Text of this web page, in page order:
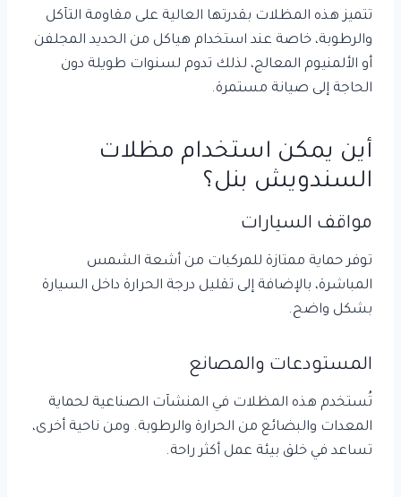
تتميز هذه المظلات بقدرتها العالية على مقاومة التآكل
والرطوبة، خاصة عند استخدام هياكل من الحديد المجلفن
أو الألمنيوم المعالج، لذلك تدوم لسنوات طويلة دون
الحاجة إلى صيانة مستمرة.
أين يمكن استخدام مظلات
السندويش بنل؟
مواقف السيارات
توفر حماية ممتازة للمركبات من أشعة الشمس
المباشرة، بالإضافة إلى تقليل درجة الحرارة داخل السيارة
بشكل واضح.
المستودعات والمصانع
تُستخدم هذه المظلات في المنشآت الصناعية لحماية
المعدات والبضائع من الحرارة والرطوبة. ومن ناحية أخرى،
تساعد في خلق بيئة عمل أكثر راحة.